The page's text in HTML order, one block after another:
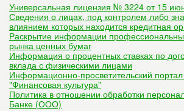
Универсальная лицензия № 3224 от 15
Сведения о лицах, под контролем либо
влиянием которых находится кредитная
Раскрытие информации
рынка ценных бумаг
Информация о процентных ставках по
вклада с физическими лицами
Информационно-просветительский
"Финансовая культура"
Политика в отношении обработки
Банке (ООО)